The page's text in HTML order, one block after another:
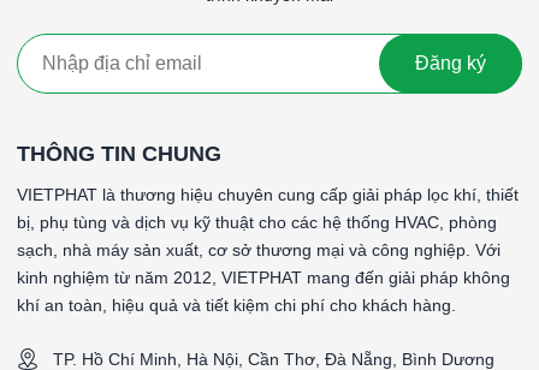
Đăng ký
THÔNG TIN CHUNG
VIETPHAT là thương hiệu chuyên cung cấp giải pháp lọc khí, thiết
bị, phụ tùng và dịch vụ kỹ thuật cho các hệ thống HVAC, phòng
sạch, nhà máy sản xuất, cơ sở thương mại và công nghiệp. Với
kinh nghiệm từ năm 2012, VIETPHAT mang đến giải pháp không
khí an toàn, hiệu quả và tiết kiệm chi phí cho khách hàng.
TP. Hồ Chí Minh, Hà Nội, Cần Thơ, Đà Nẵng, Bình Dương